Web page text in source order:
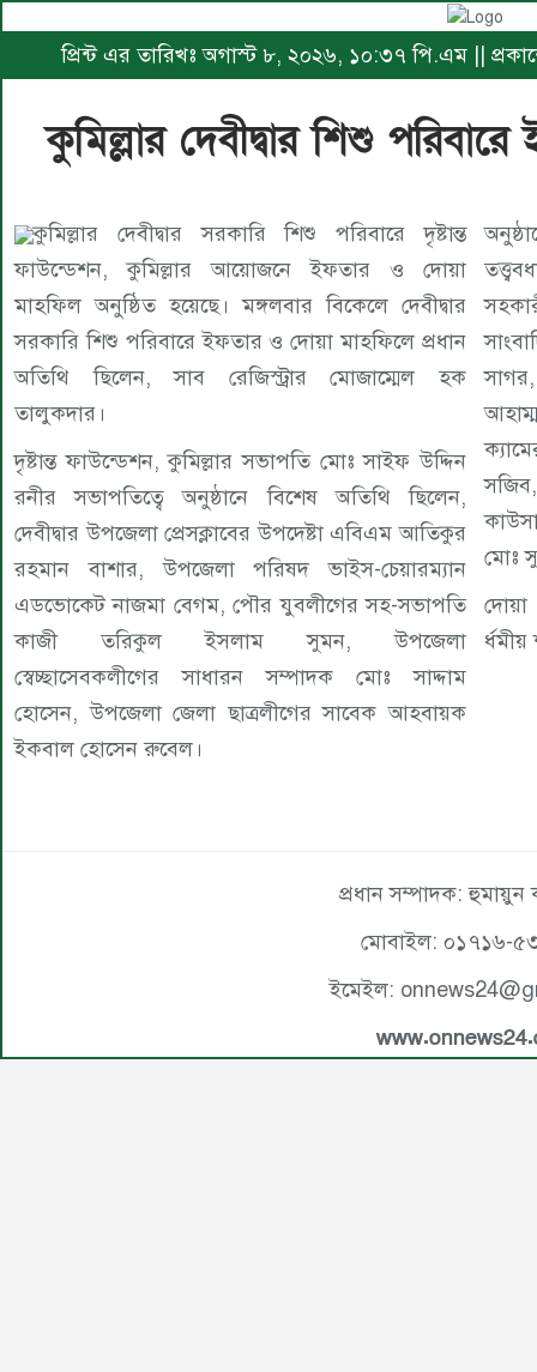
প্রিন্ট এর তারিখঃ অগাস্ট ৮, ২০২৬, ১০:৩৭ পি.এম ||
কুমিল্লার দেবীদ্বার শিশু
কুমিল্লার দেবীদ্বার সরকারি শিশু পরিবারে দৃষ্টান্ত
ফাউন্ডেশন, কুমিল্লার আয়োজনে ইফতার ও দোয়া
মাহফিল অনুষ্ঠিত হয়েছে। মঙ্গলবার বিকেলে দেবীদ্বার
সরকারি শিশু পরিবারে ইফতার ও দোয়া মাহফিলে প্রধান
অতিথি ছিলেন, সাব রেজিস্ট্রার মোজাম্মেল হক
তালুকদার।
দৃষ্টান্ত ফাউন্ডেশন, কুমিল্লার সভাপতি মোঃ সাইফ উদ্দিন
রনীর সভাপতিত্বে অনুষ্ঠানে বিশেষ অতিথি ছিলেন,
দেবীদ্বার উপজেলা প্রেসক্লাবের উপদেষ্টা এবিএম আতিকুর
রহমান বাশার, উপজেলা পরিষদ ভাইস-চেয়ারম্যান
এডভোকেট নাজমা বেগম, পৌর যুবলীগের সহ-সভাপতি
কাজী তরিকুল ইসলাম সুমন, উপজেলা
স্বেচ্ছাসেবকলীগের সাধারন সম্পাদক মোঃ সাদ্দাম
হোসেন, উপজেলা জেলা ছাত্রলীগের সাবেক আহবায়ক
ইকবাল হোসেন রুবেল।
মোঃ
প্রধান সম্পাদক: হুমায়ুন
মোবাইল: ০১৭১৬-
ইমেইল: